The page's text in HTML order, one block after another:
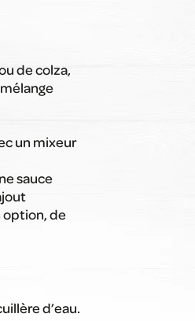
de colza,
un mixeur
sauce
option, de
d’eau.